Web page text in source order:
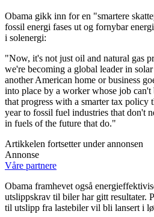
Obama gikk inn for en "smartere
fossil energi fases ut og fornybar
i solenergi:
"Now, it's not just oil and natural gas
we're becoming a global leader in
another American home or business
into place by a worker whose job
that progress with a smarter tax policy
year to fossil fuel industries that don't
in fuels of the future that do."
Artikkelen fortsetter under annonsen
Annonse
Våre partnere
Obama framhevet også
utslippskrav til biler har gitt resultater.
til utslipp fra lastebiler vil bli lansert i